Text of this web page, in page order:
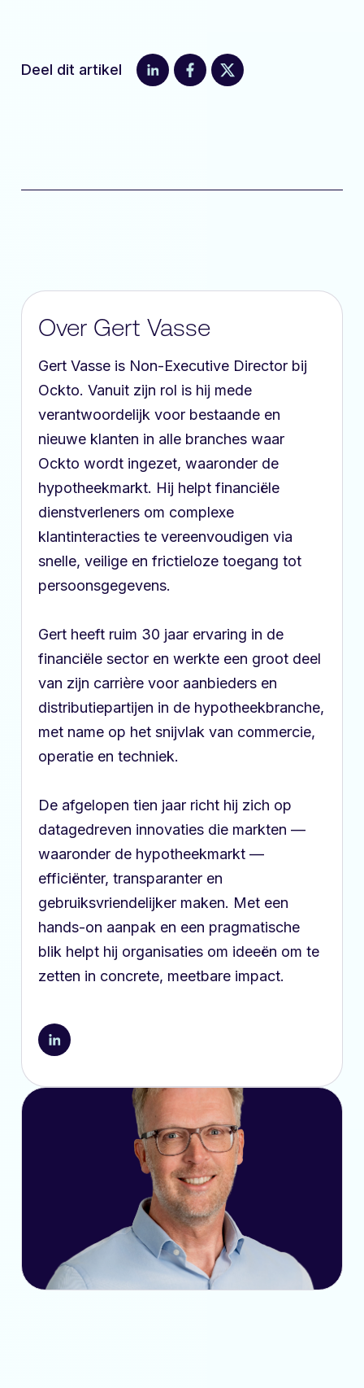
Deel dit artikel
Over Gert Vasse
Gert Vasse is Non-Executive Director bij
Ockto. Vanuit zijn rol is hij mede
verantwoordelijk voor bestaande en
nieuwe klanten in alle branches waar
Ockto wordt ingezet, waaronder de
hypotheekmarkt. Hij helpt financiële
dienstverleners om complexe
klantinteracties te vereenvoudigen via
snelle, veilige en frictieloze toegang tot
persoonsgegevens.
Gert heeft ruim 30 jaar ervaring in de
financiële sector en werkte een groot deel
van zijn carrière voor aanbieders en
distributiepartijen in de hypotheekbranche,
met name op het snijvlak van commercie,
operatie en techniek.
De afgelopen tien jaar richt hij zich op
datagedreven innovaties die markten —
waaronder de hypotheekmarkt —
efficiënter, transparanter en
gebruiksvriendelijker maken. Met een
hands-on aanpak en een pragmatische
blik helpt hij organisaties om ideeën om te
zetten in concrete, meetbare impact.